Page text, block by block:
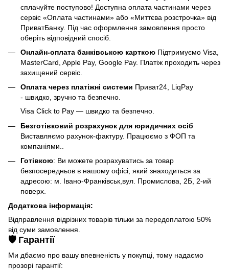
сплачуйте поступово! Доступна оплата частинами через
сервіс «Оплата частинами» або «Миттєва розстрочка» від
ПриватБанку. Під час оформлення замовлення просто
оберіть відповідний спосіб.
Онлайн-оплата банківською карткою Підтримуємо Visa,
MasterCard, Apple Pay, Google Pay. Платіж проходить через
захищений сервіс.
Оплата через платіжні системи Приват24, LiqPay
- швидко, зручно та безпечно.
Visa Click to Pay — швидко та безпечно.
Безготівковий розрахунок для юридичних осіб
Виставляємо рахунок-фактуру. Працюємо з ФОП та
компаніями..
Готівкою: Ви можете розрахуватись за товар
безпосередньов в нашому офісі, який знаходиться за
адресою: м. Івано-Франківськ,вул. Промислова, 2Б, 2-ий
поверх.
Додаткова інформація:
Відправлення відрізних товарів тільки за передоплатою 50%
від суми замовлення.
🛡️ Гарантії
Ми дбаємо про вашу впевненість у покупці, тому надаємо
прозорі гарантії: